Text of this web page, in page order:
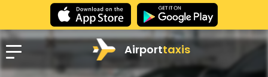
Airporttaxis